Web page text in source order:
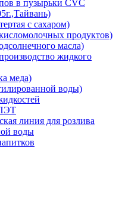
в пузырьки CVC
с сахаром)
продуктов)
масла)
жидкого
меда)
воды)
линия для розлива
воды